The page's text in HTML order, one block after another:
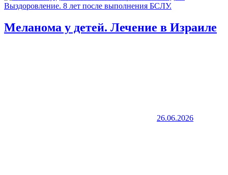
Меланома у детей. Лечение в Израиле
26.06.2026